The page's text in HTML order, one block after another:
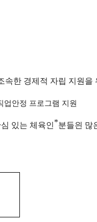
한 경제적 자립 지원을
업안정 프로그램 지원
있는 체육인*분들읜 많